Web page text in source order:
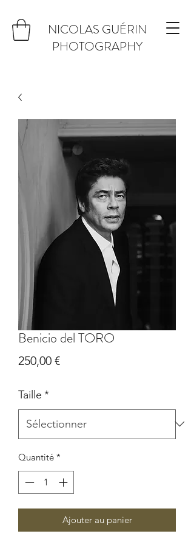
NICOLAS GUÉRIN
PHOTOGRAPHY
Benicio del TORO
250,00 €Prix
Taille *
Quantité *
Ajouter au panier